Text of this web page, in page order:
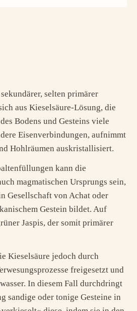
selten primärer
aus Kieselsäure-Lösung, die
Bodens und Gesteins viele
Eisenverbindungen, aufnimmt
Hohlräumen auskristallisiert.
kann die
magmatischen Ursprungs sein,
Gesellschaft von Achat oder
Gestein bildet. Auf
Jaspis, der somit primärer
Kieselsäure jedoch durch
freigesetzt und
In diesem Fall durchdringt
sandige oder tonige Gesteine in